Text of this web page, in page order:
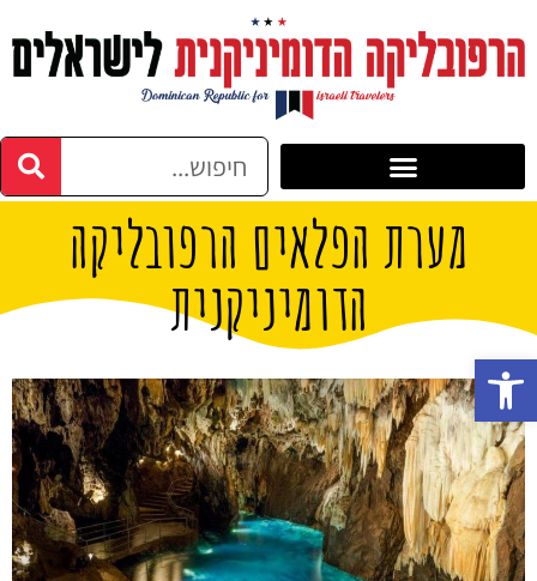
מערת הפלאים הרפובליקה
הדומיניקנית
פתח סרגל נגישות